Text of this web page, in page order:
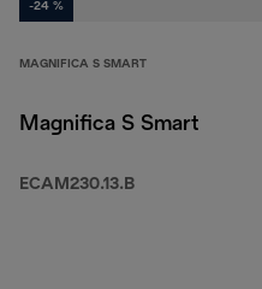
-24 %
MAGNIFICA S SMART
Magnifica S Smart
ECAM230.13.B